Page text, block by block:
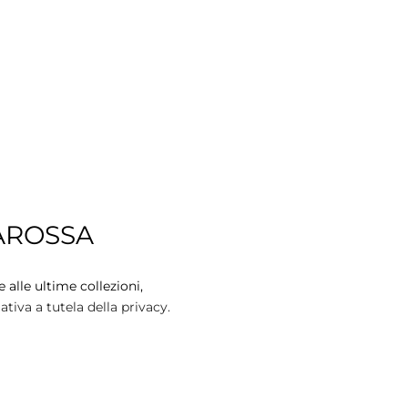
alle ultime collezioni,
a tutela della privacy.